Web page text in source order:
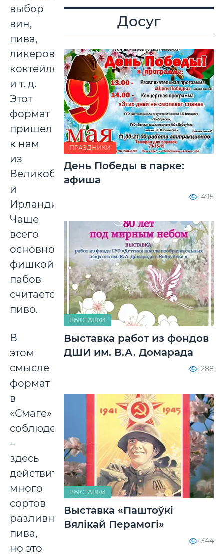
выбор
вин,
пива,
ликеров,
коктейлей
и т. д.
Этот
формат
пришел
к нам
из
Великобритании
и
Ирландии.
Чаще
всего
основной
фишкой
пабов
считается
пиво.
В
этом
смысле
формат
в
«Смаге»
соблюден
–
здесь
действительно
много
сортов
разливного
пива,
но это
Досуг
ПРАЗДНИКИ
День Победы в парке:
афиша
495
ВЫСТАВКИ
Выставка работ из фондов
ДШИ им. В.А. Домарада
288
ВЫСТАВКИ
Выставка «Паштоўкі
Вялікай Перамогі»
344